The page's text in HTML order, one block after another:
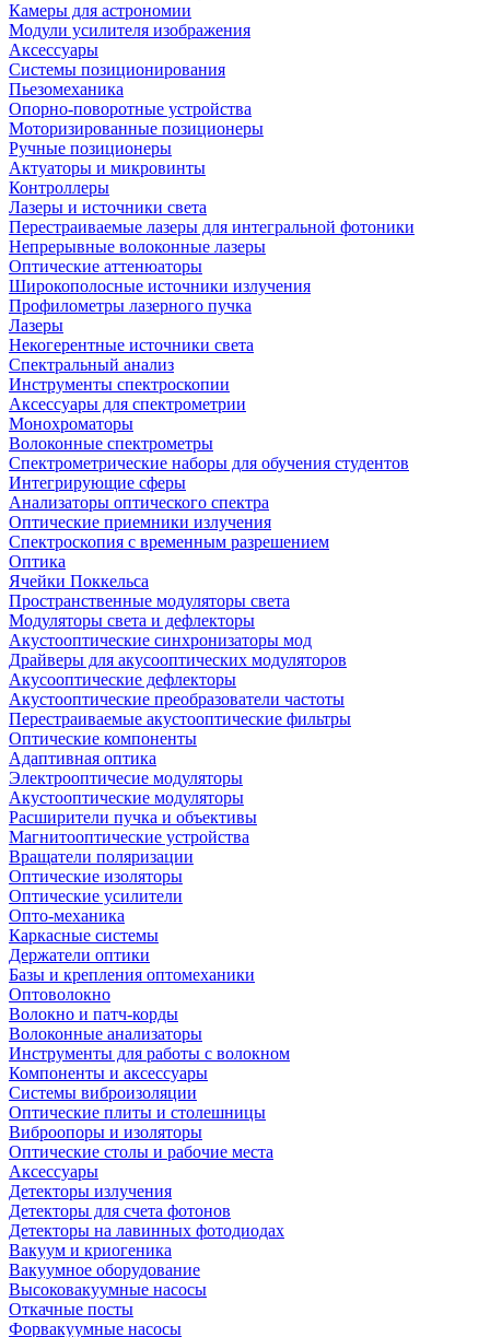
Камеры для астрономии
Модули усилителя изображения
Аксессуары
Системы позиционирования
Пьезомеханика
Опорно-поворотные устройства
Моторизированные позиционеры
Ручные позиционеры
Актуаторы и микровинты
Контроллеры
Лазеры и источники света
Перестраиваемые лазеры для интегральной фотоники
Непрерывные волоконные лазеры
Оптические аттенюаторы
Широкополосные источники излучения
Профилометры лазерного пучка
Лазеры
Некогерентные источники света
Спектральный анализ
Инструменты спектроскопии
Аксессуары для спектрометрии
Монохроматоры
Волоконные спектрометры
Спектрометрические наборы для обучения студентов
Интегрирующие сферы
Анализаторы оптического спектра
Оптические приемники излучения
Спектроскопия с временным разрешением
Оптика
Ячейки Поккельса
Пространственные модуляторы света
Модуляторы света и дефлекторы
Акустооптические синхронизаторы мод
Драйверы для акусооптических модуляторов
Акусооптические дефлекторы
Акустооптические преобразователи частоты
Перестраиваемые акустооптические фильтры
Оптические компоненты
Адаптивная оптика
Электрооптичесие модуляторы
Акустооптические модуляторы
Расширители пучка и объективы
Магнитооптические устройства
Вращатели поляризации
Оптические изоляторы
Оптические усилители
Опто-механика
Каркасные системы
Держатели оптики
Базы и крепления оптомеханики
Оптоволокно
Волокно и патч-корды
Волоконные анализаторы
Инструменты для работы с волокном
Компоненты и аксессуары
Системы виброизоляции
Оптические плиты и столешницы
Виброопоры и изоляторы
Оптические столы и рабочие места
Аксессуары
Детекторы излучения
Детекторы для счета фотонов
Детекторы на лавинных фотодиодах
Вакуум и криогеника
Вакуумное оборудование
Высоковакуумные насосы
Откачные посты
Форвакуумные насосы